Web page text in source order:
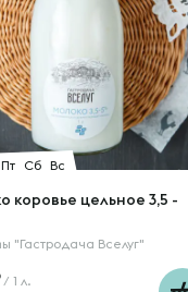
Пт Сб Вс
коровье цельное 3,5 -
"Гастродача Вселуг"
/ 1 л.